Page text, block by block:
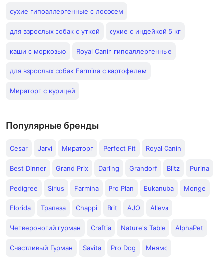
сухие гипоаллергенные с лососем
для взрослых собак с уткой сухие с индейкой 5 кг
каши с морковью Royal Canin гипоаллергенные
для взрослых собак Farmina с картофелем
Мираторг с курицей
Популярные бренды
Cesar Jarvi Мираторг Perfect Fit Royal Canin
Best Dinner Grand Prix Darling Grandorf Blitz Purina
Pedigree Sirius Farmina Pro Plan Eukanuba Monge
Florida Трапеза Chappi Brit AJO Alleva
Четвероногий гурман Craftia Nature's Table AlphaPet
Счастливый Гурман Savita Pro Dog Мнямс